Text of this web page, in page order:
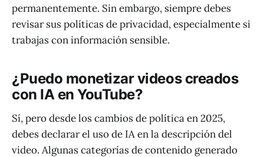
permanentemente. Sin embargo, siempre debes
revisar sus políticas de privacidad, especialmente si
trabajas con información sensible.
¿Puedo monetizar videos creados
con IA en YouTube?
Sí, pero desde los cambios de política en 2025,
debes declarar el uso de IA en la descripción del
video. Algunas categorías de contenido generado